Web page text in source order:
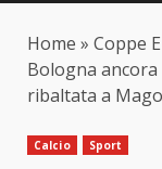
Home » Coppe
Bologna
ribaltata a
Calcio Sport